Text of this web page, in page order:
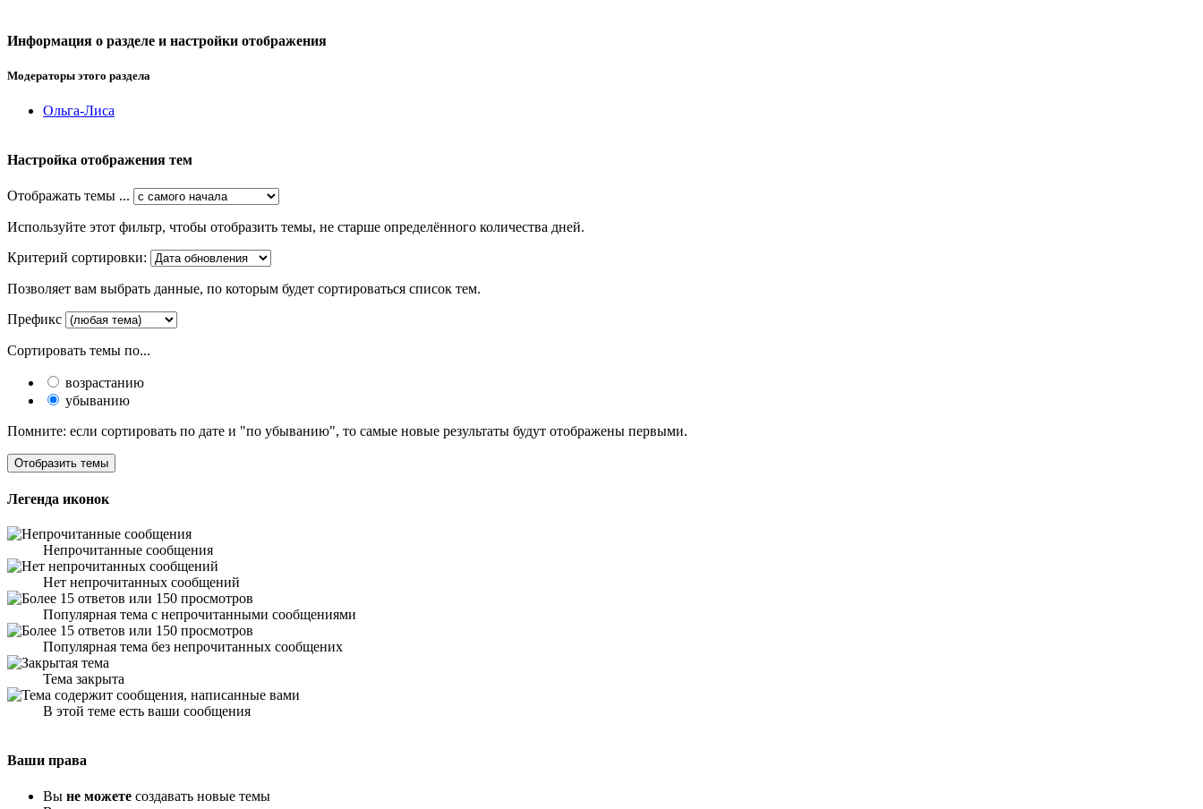
Информация о разделе и настройки отображения
Модераторы этого раздела
Ольга-Лиса
Настройка отображения тем
Отображать темы ...
Используйте этот фильтр, чтобы отобразить темы, не старше определённого количества дней.
Критерий сортировки:
Позволяет вам выбрать данные, по которым будет сортироваться список тем.
Префикс
Сортировать темы по...
возрастанию
убыванию
Помните: если сортировать по дате и "по убыванию", то самые новые результаты будут отображены первыми.
Легенда иконок
Непрочитанные сообщения
Нет непрочитанных сообщений
Популярная тема с непрочитанными сообщениями
Популярная тема без непрочитанных сообщених
Тема закрыта
В этой теме есть ваши сообщения
Ваши права
Вы не можете создавать новые темы